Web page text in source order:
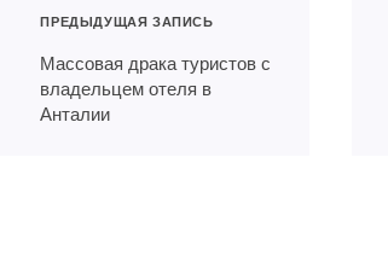
ПРЕДЫДУЩАЯ ЗАПИСЬ
Массовая драка туристов с
владельцем отеля в
Анталии